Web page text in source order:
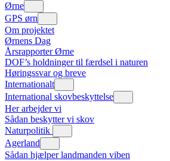
Ørne
GPS ørn
Om projektet
Ørnens Dag
Årsrapporter Ørne
DOF’s holdninger til færdsel i naturen
Høringssvar og breve
Internationalt
International skovbeskyttelse
Her arbejder vi
Sådan beskytter vi skov
Naturpolitik
Agerland
Sådan hjælper landmanden viben